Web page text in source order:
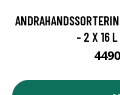
- 2 X 16 L